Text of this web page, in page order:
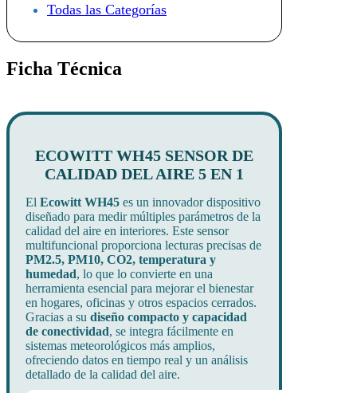
Todas las Categorías
Ficha Técnica
ECOWITT WH45 SENSOR DE
CALIDAD DEL AIRE 5 EN 1
El Ecowitt WH45 es un innovador dispositivo
diseñado para medir múltiples parámetros de la
calidad del aire en interiores. Este sensor
multifuncional proporciona lecturas precisas de
PM2.5, PM10, CO2, temperatura y
humedad, lo que lo convierte en una
herramienta esencial para mejorar el bienestar
en hogares, oficinas y otros espacios cerrados.
Gracias a su diseño compacto y capacidad
de conectividad, se integra fácilmente en
sistemas meteorológicos más amplios,
ofreciendo datos en tiempo real y un análisis
detallado de la calidad del aire.